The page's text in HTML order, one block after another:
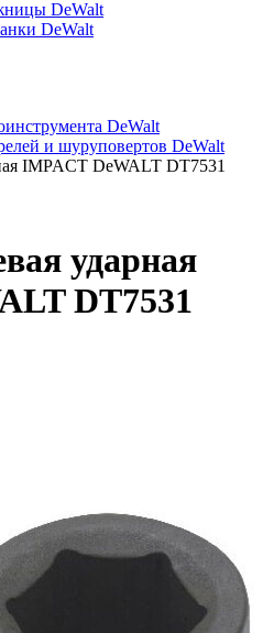
DeWalt
DeWalt
DeWalt
и шуруповертов DeWalt
IMPACT DeWALT DT7531
ударная
DT7531